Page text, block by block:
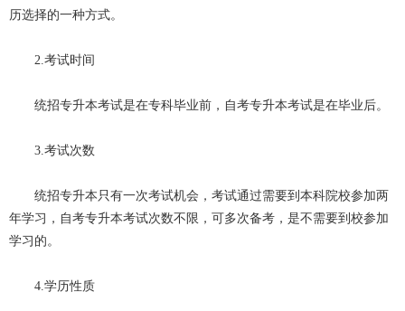
历选择的一种方式。
2.考试时间
统招专升本考试是在专科毕业前，自考专升本考试是在毕业后。
3.考试次数
统招专升本只有一次考试机会，考试通过需要到本科院校参加两
年学习，自考专升本考试次数不限，可多次备考，是不需要到校参加
学习的。
4.学历性质